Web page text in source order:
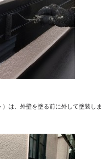
は、外壁を塗る前に外して塗装しま